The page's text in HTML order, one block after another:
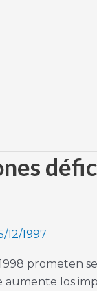
12/1997
aumente los